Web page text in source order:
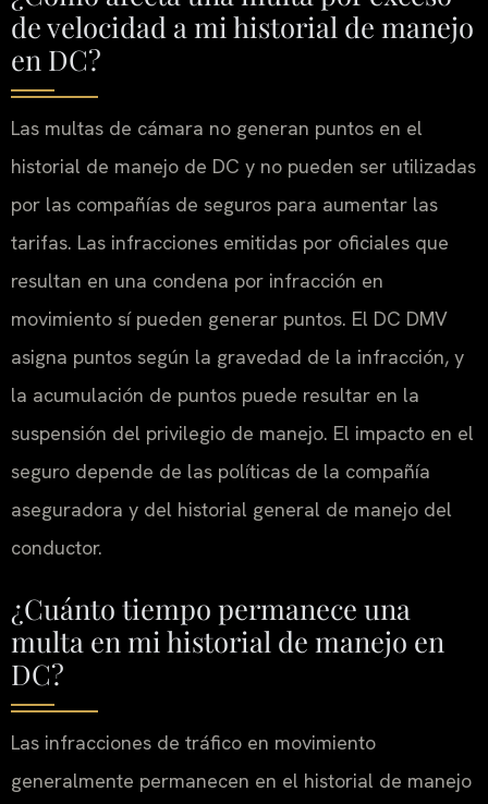
de velocidad a mi historial de manejo
en DC?
Las multas de cámara no generan puntos en el
historial de manejo de DC y no pueden ser utilizadas
por las compañías de seguros para aumentar las
tarifas. Las infracciones emitidas por oficiales que
resultan en una condena por infracción en
movimiento sí pueden generar puntos. El DC DMV
asigna puntos según la gravedad de la infracción, y
la acumulación de puntos puede resultar en la
suspensión del privilegio de manejo. El impacto en el
seguro depende de las políticas de la compañía
aseguradora y del historial general de manejo del
conductor.
¿Cuánto tiempo permanece una
multa en mi historial de manejo en
DC?
Las infracciones de tráfico en movimiento
generalmente permanecen en el historial de manejo